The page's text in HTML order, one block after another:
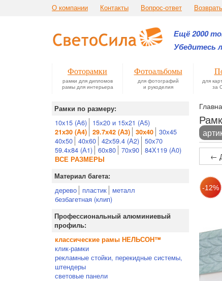
О компании Контакты Вопрос-ответ
Ещё 2000
Убедитесь
Фоторамки
рамки для дипломов
рамы для интерьера
Фотоальбомы
для фотографий
и рукоделия
для
за
Рамки по размеру:
10х15 (А6) 15х20 и 15х21 (А5)
21х30 (А4) 29.7х42 (А3) 30х40
30х45
40х50 40х60 42х59.4 (А2) 50х70
59.4х84 (А1) 60х80 70х90 84Х119 (А0)
ВСЕ РАЗМЕРЫ
Материал багета:
дерево пластик
металл
безбагетная (клип)
Профессиональный алюминиевый
профиль:
классические рамы НЕЛЬСОН™
клик-рамки
рекламные стойки, перекидные системы,
штендеры
световые панели
←